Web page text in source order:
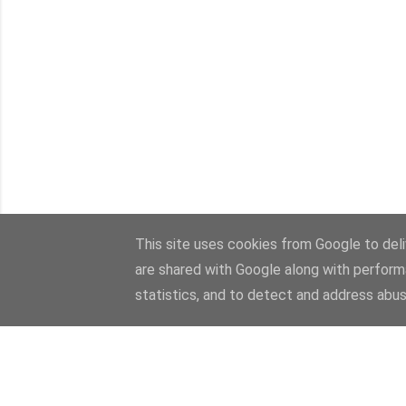
This site uses cookies from Google to
are shared with Google along with
statistics, and to detect and address